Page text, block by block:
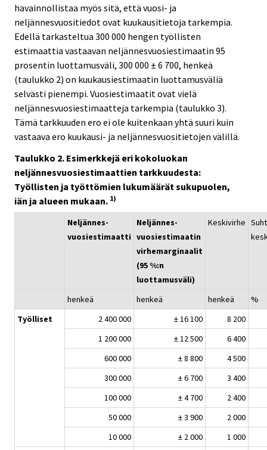
havainnollistaa myös sitä, että vuosi- ja
neljännesvuositiedot ovat kuukausitietoja tarkempia.
Edellä tarkasteltua 300 000 hengen työllisten
estimaattia vastaavan neljännesvuosiestimaatin 95
prosentin luottamusväli, 300 000 ± 6 700, henkeä
(taulukko 2) on kuukausiestimaatin luottamusväliä
selvästi pienempi. Vuosiestimaatit ovat vielä
neljännesvuosiestimaatteja tarkempia (taulukko 3).
Tämä tarkkuuden ero ei ole kuitenkaan yhtä suuri kuin
vastaava ero kuukausi- ja neljännesvuositietojen välillä.
Taulukko 2. Esimerkkejä eri kokoluokan
neljännesvuosiestimaattien tarkkuudesta:
Työllisten ja työttömien lukumäärät sukupuolen,
iän ja alueen mukaan. 1)
Neljännes-
vuosiestimaatti
Neljännes-
vuosiestimaatin
virhemarginaalit
(95 %:n
luottamusväli)
Keskivirhe
henkeä henkeä henkeä
%
Työlliset
2 400 000 ± 16 100
8 200
1 200 000
± 12 500
6 400
600 000
± 8 800
4 500
300 000
± 6 700
3 400
100 000
± 4 700
2 400
50 000
± 3 900
2 000
10 000
± 2 000
1 000